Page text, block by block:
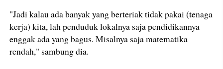
"Jadi kalau ada banyak yang berteriak tidak pakai (tenaga
kerja) kita, lah penduduk lokalnya saja pendidikannya
enggak ada yang bagus. Misalnya saja matematika
rendah," sambung dia.